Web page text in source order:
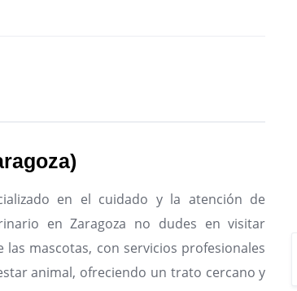
en el cuidado y la atención de
en Zaragoza no dudes en visitar
mascotas, con servicios profesionales
animal, ofreciendo un trato cercano y